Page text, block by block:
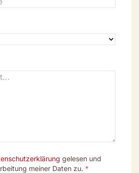
gelesen und
meiner Daten zu. *